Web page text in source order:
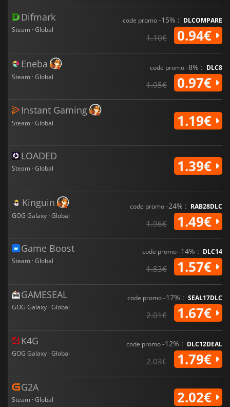
Difmark
Steam · Global
code promo-15% : DLCOMPARE
1.10€ 0.94€
Eneba
Steam · Global
code promo-8% : DLC8
1.05€ 0.97€
Instant Gaming
Steam · Global 1.19€
LOADED
Steam · Global 1.39€
Kinguin
GOG Galaxy · Global
code promo-24% : RAB28DLC
1.96€ 1.49€
Game Boost
Steam · Global
code promo-14% : DLC14
1.83€ 1.57€
GAMESEAL
GOG Galaxy · Global
code promo-17% : SEAL17DLC
2.01€ 1.67€
K4G
GOG Galaxy · Global
code promo-12% : DLC12DEAL
2.03€ 1.79€
G2A
Steam · Global 2.02€